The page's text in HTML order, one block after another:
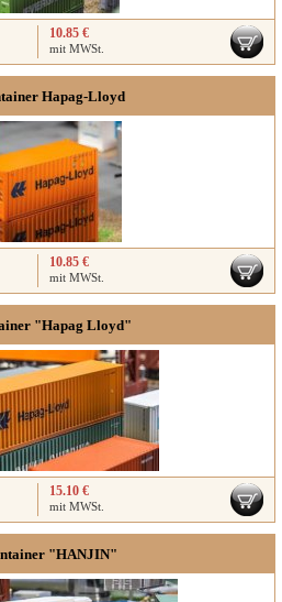
10.85 €
mit MWSt.
Hapag-Lloyd
10.85 €
mit MWSt.
"Hapag Lloyd"
15.10 €
mit MWSt.
"HANJIN"